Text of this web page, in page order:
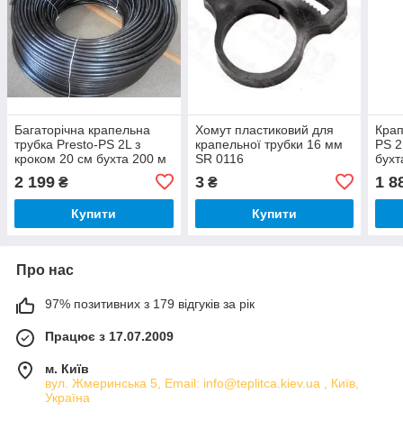
Багаторічна крапельна
трубка Presto-PS 2L з
кроком 20 см бухта 200 м
2 199 ₴
Купити
Хомут пластиковий для
крапельної трубки 16 мм
SR 0116
3₴
Купити
PS
1
Про нас
97% позитивних з 179 відгуків за рік
Працює з 17.07.2009
м. Київ
вул. Жмеринська 5, Email: info@teplitca.kiev.ua , Київ,
Україна